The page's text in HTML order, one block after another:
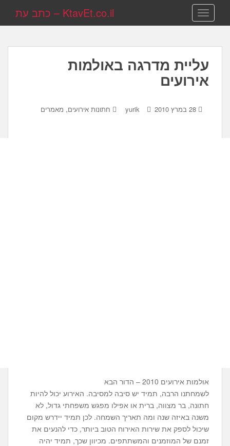
TOGGLE NAVIGATION KtavEt.co.il – כתב עת
עליית מדרגה באולמות
אירועים
28 במרץ 2010 yurik חתונות אירועים, מאמרים
אולמות אירועים 2010 – הדור הבא
לשמחתנו הרבה, תמיד יש סיבה למסיבה. האירוע יכול להיות
חתונה, בר מצווה, ברית או אפילו מפגש משפחתי גדול, לא
משנה באיזה שנה ומה תאריך השמחה. לכן תמיד יידרש מקום
שיכול לספק את שירות האירוח הטוב ביותר, כדי להנעים את
זמנם של המוזמנים והמשתתפים. מכיוון שכך, תמיד יהיה